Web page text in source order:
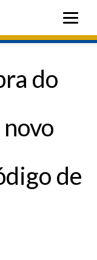
do
novo
de